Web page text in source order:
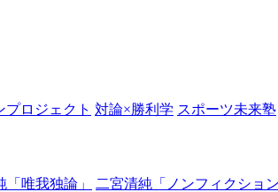
プロジェクト 対論×勝利学 スポーツ未来塾
「唯我独論」 二宮清純「ノンフィクショ